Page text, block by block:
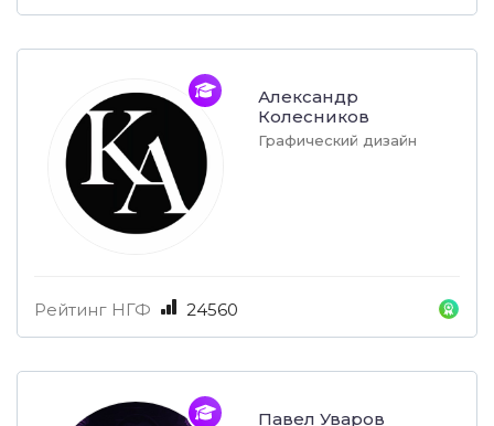
Александр
Колесников
Графический дизайн
Рейтинг НГФ 24560
Павел Уваров